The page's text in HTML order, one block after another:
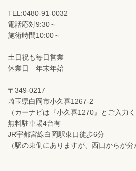
TEL:0480-91-0032
電話応対9:30～
施術時間10:00～
土日祝も毎日営業
休業日 年末年始
〒349-0217
埼玉県白岡市小久喜1267-2
（カーナビは『小久喜1270』とご入力く
無料駐車場4台有
JR宇都宮線白岡駅東口徒歩6分
（駅の東側にありますが、西口からが分